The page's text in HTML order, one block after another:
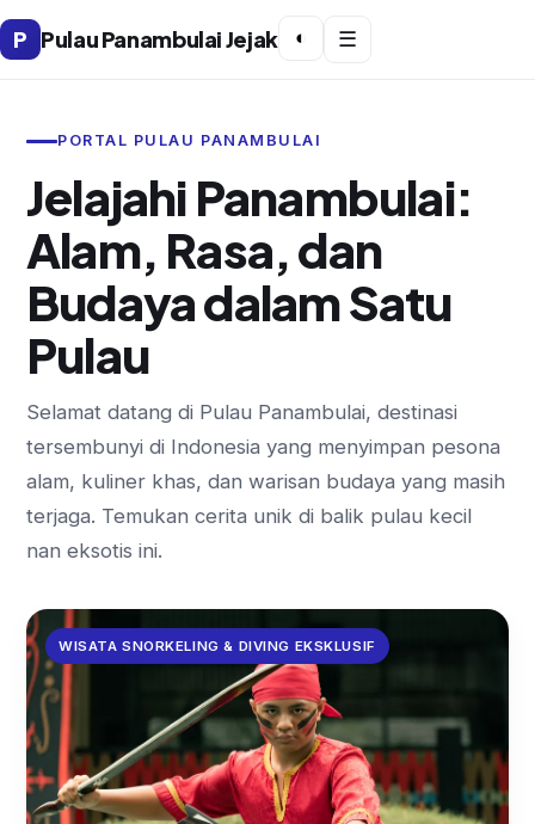
P Pulau Panambulai Jejak ◐ ☰
PORTAL PULAU PANAMBULAI
Jelajahi Panambulai:
Alam, Rasa, dan
Budaya dalam Satu
Pulau
Selamat datang di Pulau Panambulai, destinasi
tersembunyi di Indonesia yang menyimpan pesona
alam, kuliner khas, dan warisan budaya yang masih
terjaga. Temukan cerita unik di balik pulau kecil
nan eksotis ini.
WISATA SNORKELING & DIVING EKSKLUSIF